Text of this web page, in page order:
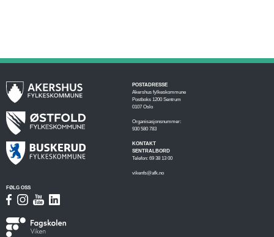
POSTADRESSE
Akershus fylkeskommune
Postboks 1200 Sentrum
0107 Oslo
Organisasjonsnummer:
930 580 783
KONTAKT
SENTRALBORD
Telefon: 69 38 13 00
vikenfs@afk.no
FØLG OSS